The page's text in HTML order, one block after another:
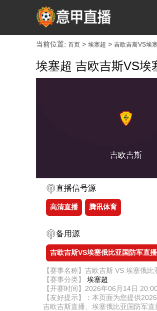
当前位置: 首页 > 埃塞超 > 吉欧吉斯VS埃
埃塞超 吉欧吉斯VS埃
吉欧吉斯
直播信号源
高清直播 腾讯体育
备用源
吉欧吉斯VS埃塞俄比亚国防军直播
【赛事名称】吉欧吉斯 VS 埃塞俄比
【赛事分类】 埃塞超
【开赛时间】2026年06月14日 20:00
【友好提示】：本页面为您提供
吉欧吉斯直播、埃塞俄比亚国防军